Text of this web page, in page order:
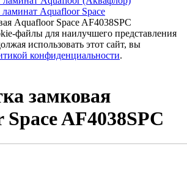
Aquafloor Space
Aquafloor Space AF4038SPC
файлы для наилучшего представления
использовать этот сайт, вы
конфиденциальности.
замковая
AF4038SPC